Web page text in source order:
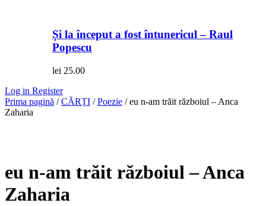
Și la început a fost întunericul – Raul
Popescu
lei 25.00
Log in Register
Prima pagină /CĂRȚI /Poezie / eu n-am trăit războiul – Anca
Zaharia
eu n-am trăit războiul – Anca
Zaharia